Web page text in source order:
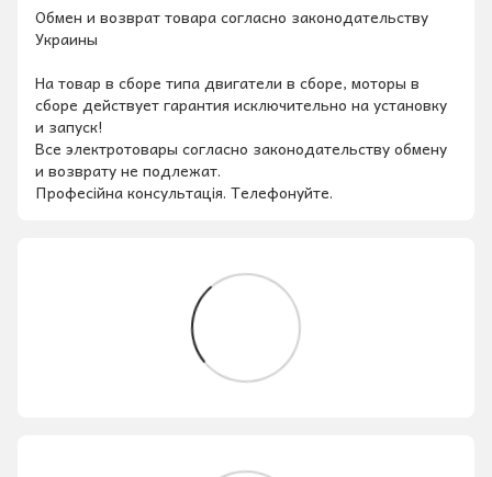
Обмен и возврат товара согласно законодательству
Украины
На товар в сборе типа двигатели в сборе, моторы в
сборе действует гарантия исключительно на установку
и запуск!
Все электротовары согласно законодательству обмену
и возврату не подлежат.
Професійна консультація. Телефонуйте.